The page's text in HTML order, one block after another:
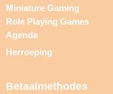
Miniature Gaming
Role Playing Games
Agenda
Herroeping
Betaalmethodes